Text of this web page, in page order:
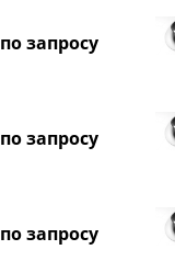
по запросу
по запросу
по запросу